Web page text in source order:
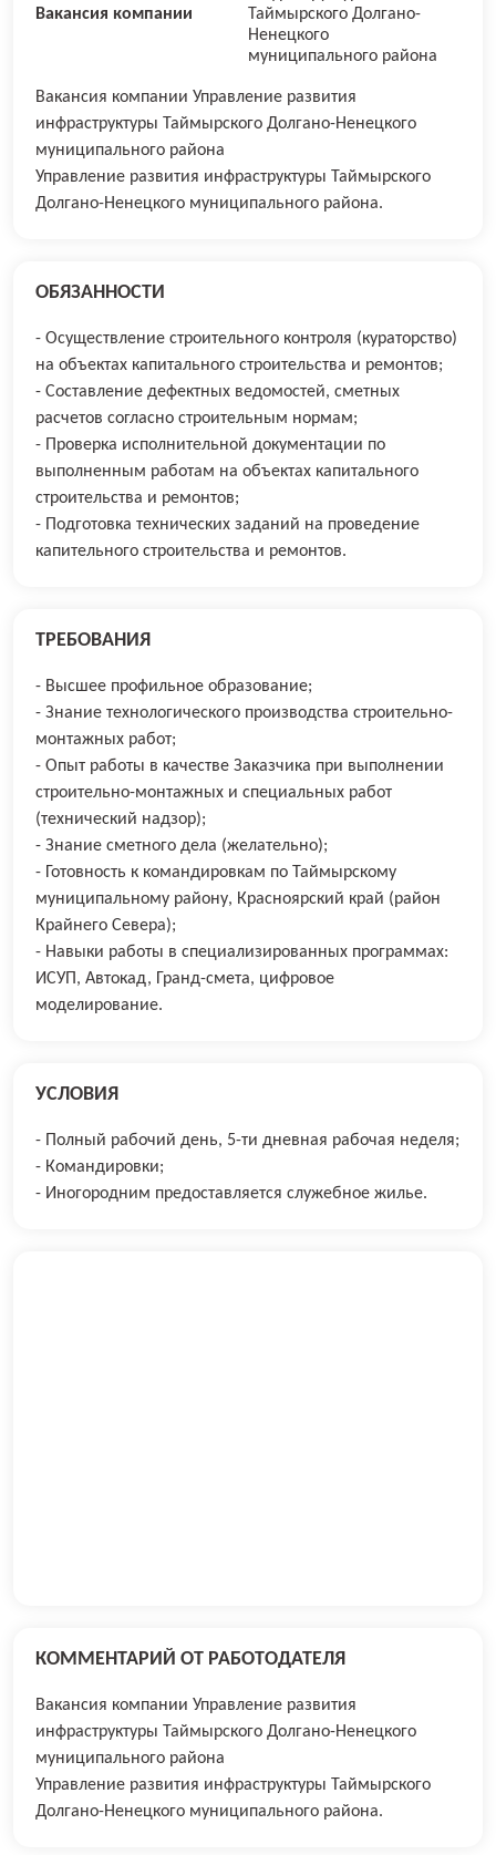
Вакансия компании
Таймырского Долгано-
Ненецкого
муниципального района
Вакансия компании Управление развития
инфраструктуры Таймырского Долгано-Ненецкого
муниципального района
Управление развития инфраструктуры Таймырского
Долгано-Ненецкого муниципального района.
ОБЯЗАННОСТИ
- Осуществление строительного контроля (кураторство)
на объектах капитального строительства и ремонтов;
- Составление дефектных ведомостей, сметных
расчетов согласно строительным нормам;
- Проверка исполнительной документации по
выполненным работам на объектах капитального
строительства и ремонтов;
- Подготовка технических заданий на проведение
капительного строительства и ремонтов.
ТРЕБОВАНИЯ
- Высшее профильное образование;
- Знание технологического производства строительно-
монтажных работ;
- Опыт работы в качестве Заказчика при выполнении
строительно-монтажных и специальных работ
(технический надзор);
- Знание сметного дела (желательно);
- Готовность к командировкам по Таймырскому
муниципальному району, Красноярский край (район
Крайнего Севера);
- Навыки работы в специализированных программах:
ИСУП, Автокад, Гранд-смета, цифровое
моделирование.
УСЛОВИЯ
- Полный рабочий день, 5-ти дневная рабочая неделя;
- Командировки;
- Иногородним предоставляется служебное жилье.
КОММЕНТАРИЙ ОТ РАБОТОДАТЕЛЯ
Вакансия компании Управление развития
инфраструктуры Таймырского Долгано-Ненецкого
муниципального района
Управление развития инфраструктуры Таймырского
Долгано-Ненецкого муниципального района.